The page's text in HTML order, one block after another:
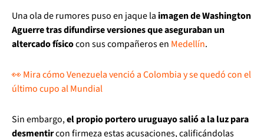
Una ola de rumores puso en jaque la imagen de Washington
Aguerre tras difundirse versiones que aseguraban un
altercado físicocon sus compañeros en Medellín.
👀 Mira cómo Venezuela venció a Colombia y se quedó con el
último cupo al Mundial
Sin embargo,el propio portero uruguayo salió a la luz para
desmentircon firmeza estas acusaciones, calificándolas